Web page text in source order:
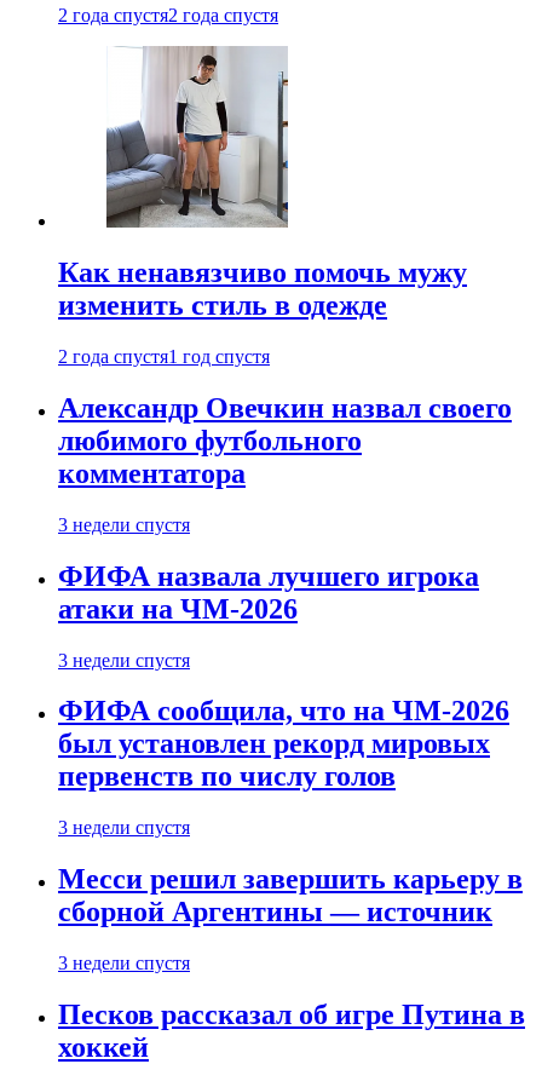
2 года спустя2 года спустя
Как ненавязчиво помочь мужу
изменить стиль в одежде
2 года спустя1 год спустя
Александр Овечкин назвал своего
любимого футбольного
комментатора
3 недели спустя
ФИФА назвала лучшего игрока
атаки на ЧМ-2026
3 недели спустя
ФИФА сообщила, что на ЧМ-2026
был установлен рекорд мировых
первенств по числу голов
3 недели спустя
Месси решил завершить карьеру в
сборной Аргентины — источник
3 недели спустя
Песков рассказал об игре Путина в
хоккей